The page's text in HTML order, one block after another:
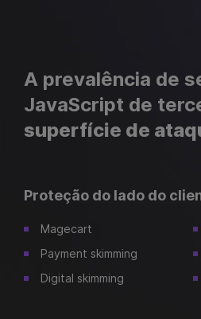
A prevalência de
JavaScript de
superfície de
Proteção do lado do
Magecart
Payment skimming
Digital skimming